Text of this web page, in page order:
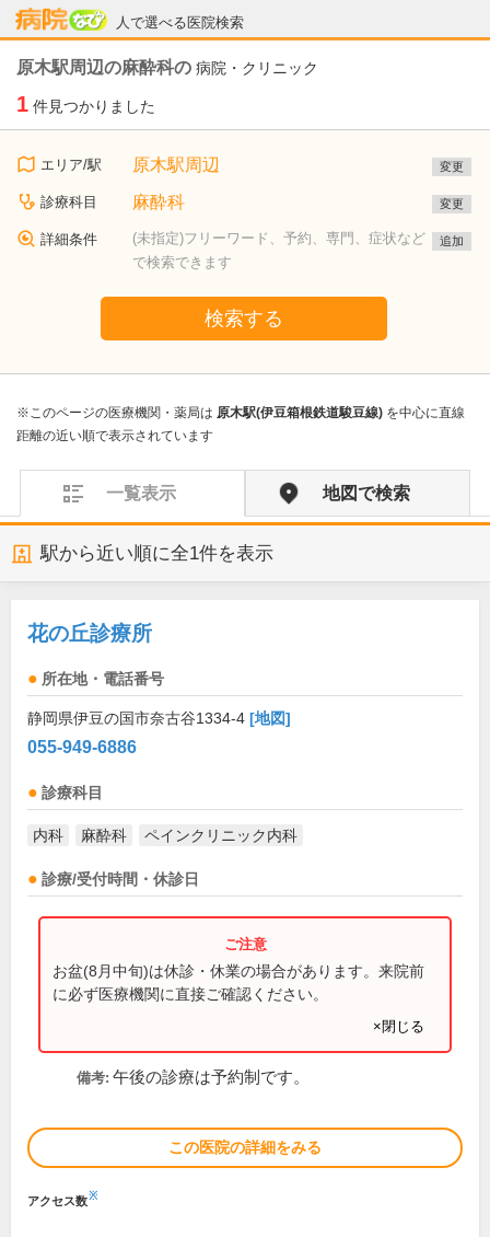
人で選べる医院検索
病院なび
原木駅周辺の麻酔科の 病院・クリニック
1 件見つかりました
エリア/駅 原木駅周辺 変更
診療科目 麻酔科 変更
詳細条件
(未指定)フリーワード、予約、専門、症状など
で検索できます
追加
検索する
※このページの医療機関・薬局は 原木駅(伊豆箱根鉄道駿豆線) を中心に直線
距離の近い順で表示されています
一覧表示 地図で検索
駅から近い順に全1件を表示
花の丘診療所
所在地・電話番号
静岡県伊豆の国市奈古谷1334-4 [地図]
055-949-6886
診療科目
内科 麻酔科 ペインクリニック内科
診療/受付時間・休診日
お盆(8月中旬)は休診・休業の場合があります。来院前
に必ず医療機関に直接ご確認ください。
×閉じる
備考: 午後の診療は予約制です。
この医院の詳細をみる
アクセス数※